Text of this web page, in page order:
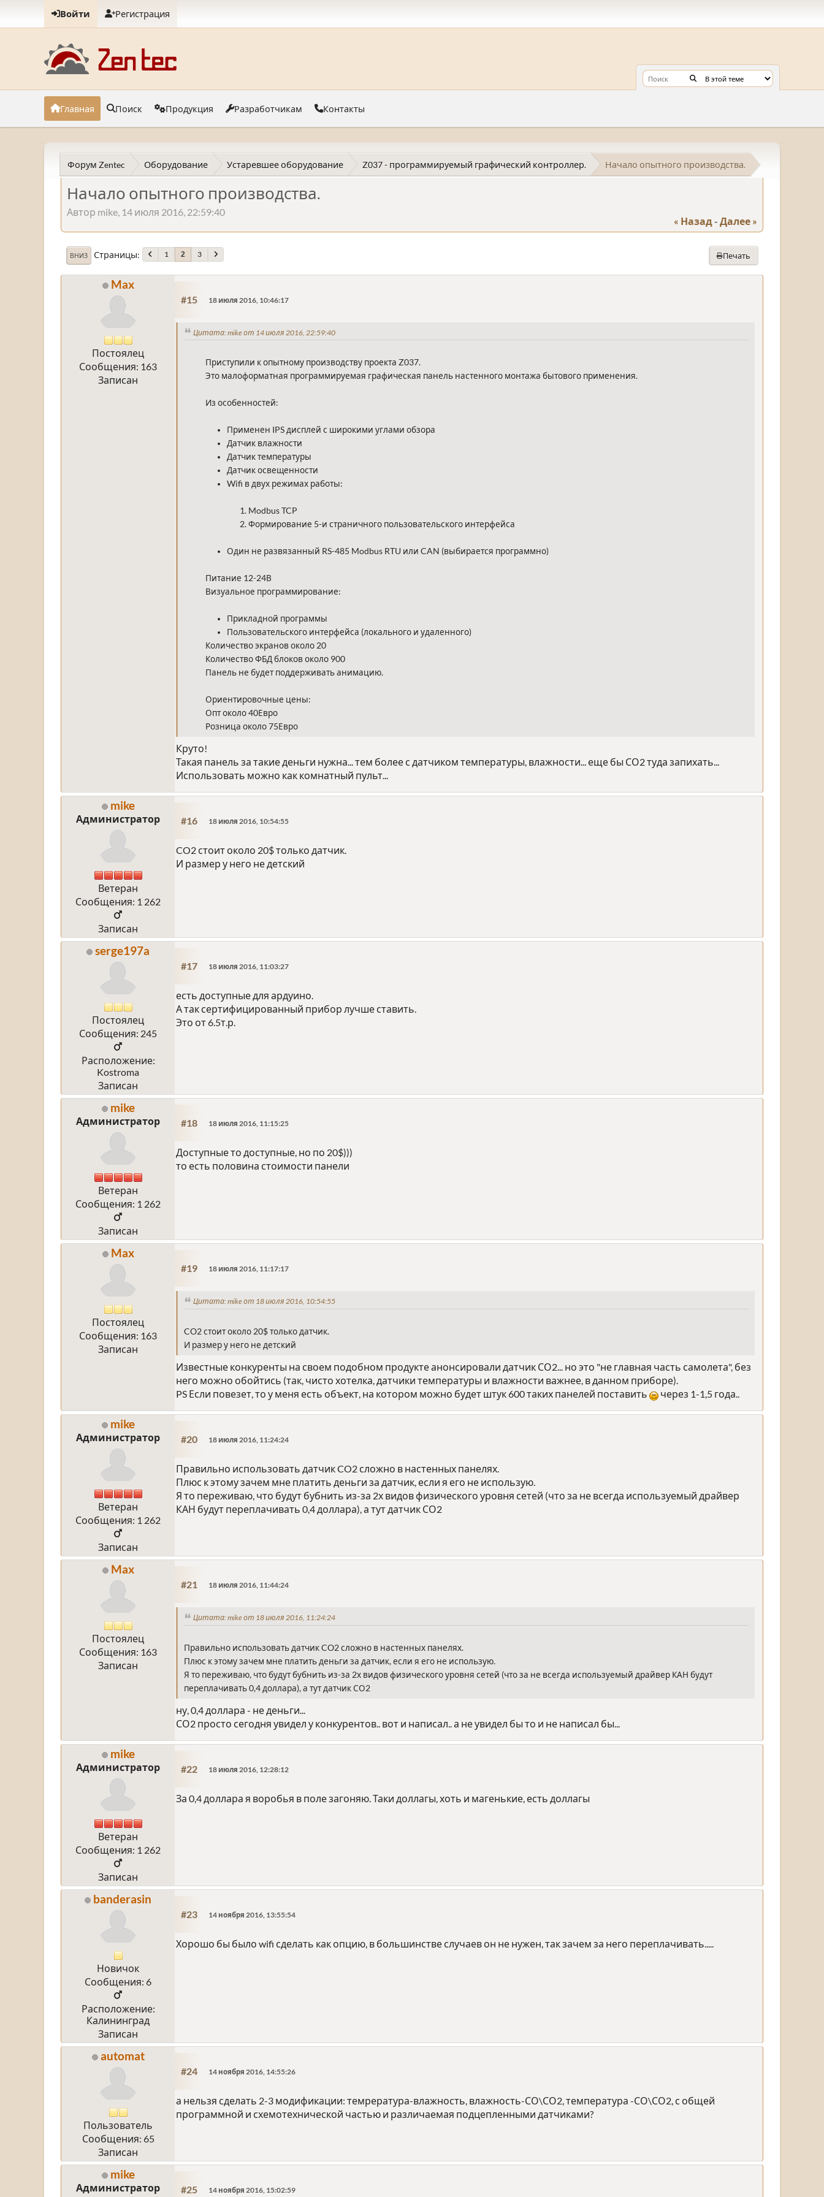
Войти Регистрация
Главная Поиск Продукция Разработчикам Контакты
Форум Zentec Оборудование Устаревшее оборудование Z037 - программируемый графический контроллер. Начало опытного производства.
Начало опытного производства.
Автор mike, 14 июля 2016, 22:59:40
« Назад - Далее »
Печать
ВНИЗ Страницы 1 2 3
Max
Постоялец
Сообщения: 163
Записан
#15 18 июля 2016, 10:46:17
Цитата: mike от 14 июля 2016, 22:59:40
Приступили к опытному производству проекта Z037.
Это малоформатная программируемая графическая панель настенного монтажа бытового применения.
Из особенностей:
Применен IPS дисплей с широкими углами обзора
Датчик влажности
Датчик температуры
Датчик освещенности
Wifi в двух режимах работы:
Modbus TCP
Формирование 5-и страничного пользовательского интерфейса
Один не развязанный RS-485 Modbus RTU или CAN (выбирается программно)
Питание 12-24В
Визуальное программирование:
Прикладной программы
Пользовательского интерфейса (локального и удаленного)
Количество экранов около 20
Количество ФБД блоков около 900
Панель не будет поддерживать анимацию.
Ориентировочные цены:
Опт около 40Евро
Розница около 75Евро
Круто!
Такая панель за такие деньги нужна... тем более с датчиком температуры, влажности... еще бы СО2 туда запихать...
Использовать можно как комнатный пульт...
mike
Администратор
Ветеран
Сообщения: 1 262
Записан
#16 18 июля 2016, 10:54:55
CO2 стоит около 20$ только датчик.
И размер у него не детский
serge197a
Постоялец
Сообщения: 245
Расположение:
Kostroma
Записан
#17 18 июля 2016, 11:03:27
есть доступные для ардуино.
А так сертифицированный прибор лучше ставить.
Это от 6.5т.р.
mike
Администратор
Ветеран
Сообщения: 1 262
Записан
#18 18 июля 2016, 11:15:25
Доступные то доступные, но по 20$)))
то есть половина стоимости панели
Max
Постоялец
Сообщения: 163
Записан
#19 18 июля 2016, 11:17:17
Цитата: mike от 18 июля 2016, 10:54:55
CO2 стоит около 20$ только датчик.
И размер у него не детский
Известные конкуренты на своем подобном продукте анонсировали датчик СО2... но это "не главная часть самолета", без
него можно обойтись (так, чисто хотелка, датчики температуры и влажности важнее, в данном приборе).
PS Если повезет, то у меня есть объект, на котором можно будет штук 600 таких панелей поставить
через 1-1,5 года..
mike
Администратор
Ветеран
Сообщения: 1 262
Записан
#20 18 июля 2016, 11:24:24
Правильно использовать датчик CO2 сложно в настенных панелях.
Плюс к этому зачем мне платить деньги за датчик, если я его не использую.
Я то переживаю, что будут бубнить из-за 2х видов физического уровня сетей (что за не всегда используемый драйвер
КАН будут переплачивать 0,4 доллара), а тут датчик СО2
Max
Постоялец
Сообщения: 163
Записан
#21 18 июля 2016, 11:44:24
Цитата: mike от 18 июля 2016, 11:24:24
Правильно использовать датчик CO2 сложно в настенных панелях.
Плюс к этому зачем мне платить деньги за датчик, если я его не использую.
Я то переживаю, что будут бубнить из-за 2х видов физического уровня сетей (что за не всегда используемый драйвер КАН будут
переплачивать 0,4 доллара), а тут датчик СО2
ну, 0,4 доллара - не деньги...
СО2 просто сегодня увидел у конкурентов.. вот и написал.. а не увидел бы то и не написал бы...
mike
Администратор
Ветеран
Сообщения: 1 262
Записан
#22 18 июля 2016, 12:28:12
За 0,4 доллара я воробья в поле загоняю. Таки доллагы, хоть и магенькие, есть доллагы
banderasin
Новичок
Сообщения: 6
Расположение:
Калининград
Записан
#23 14 ноября 2016, 13:55:54
Хорошо бы было wifi сделать как опцию, в большинстве случаев он не нужен, так зачем за него переплачивать.....
automat
Пользователь
Сообщения: 65
Записан
#24 14 ноября 2016, 14:55:26
а нельзя сделать 2-3 модификации: темрература-влажность, влажность-СО\СО2, температура -СО\СО2, с общей
программной и схемотехнической частью и различаемая подцепленными датчиками?
mike
Администратор #25 14 ноября 2016, 15:02:59